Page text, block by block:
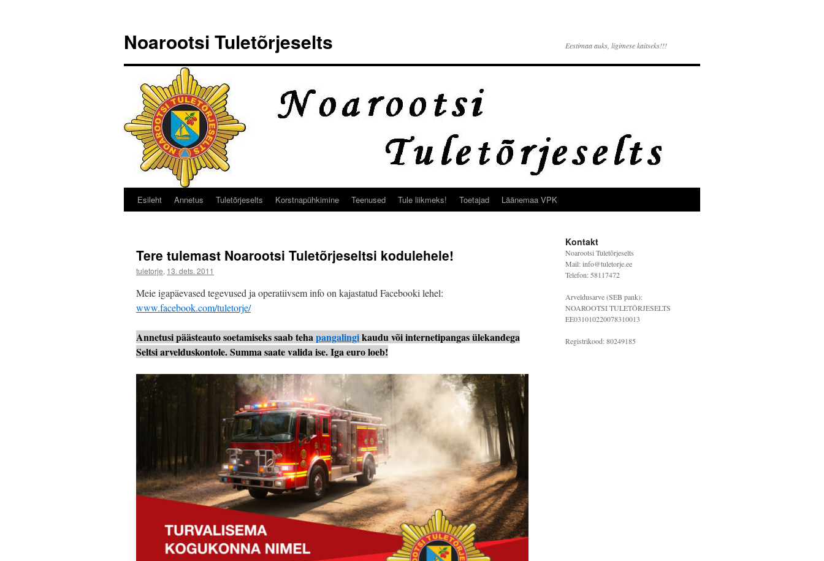
Noarootsi Tuletõrjeselts Eestimaa auks, ligimese kaitseks!!!
Liigu
Esileht Annetus Tuletõrjeselts Korstnapühkimine Teenused Tule liikmeks! Toetajad Läänemaa VPK
Tere tulemast Noarootsi Tuletõrjeseltsi kodulehele!
tuletorje, 13. dets. 2011
Meie igapäevased tegevused ja operatiivsem info on kajastatud Facebooki lehel:
www.facebook.com/tuletorje/
Annetusi päästeauto soetamiseks saab tehapangalingikaudu või internetipangas ülekandega
Seltsi arvelduskontole. Summa saate valida ise. Iga euro loeb!
Kontakt
Noarootsi Tuletõrjeselts
Mail: info@tuletorje.ee
Telefon: 58117472
Arveldusarve (SEB pank):
NOAROOTSI TULETÕRJESELTS
EE031010220078310013
Registrikood: 80249185